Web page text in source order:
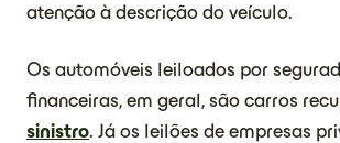
atenção à descrição do veículo.
Os automóveis leiloados por
financeiras, em geral, são carros
sinistro. Já os leilões de empresas